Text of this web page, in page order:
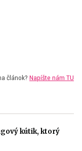
článok? Napíšte nám TU
kútik, ktorý